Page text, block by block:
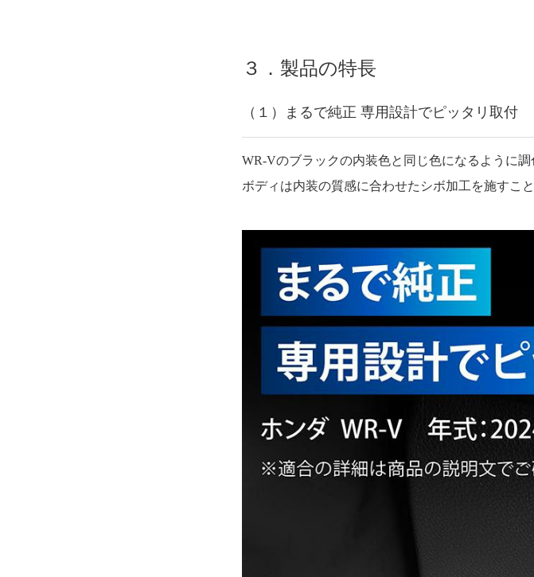
３．製品の特長
（１）まるで純正 専用設計でピッタリ取付
WR-Vのブラックの内装色と同じ色になるように調
ボディは内装の質感に合わせたシボ加工を施すこ